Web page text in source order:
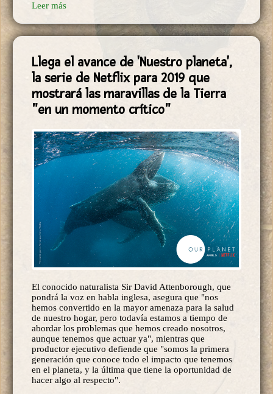
Leer más
Llega el avance de 'Nuestro planeta',
la serie de Netflix para 2019 que
mostrará las maravillas de la Tierra
"en un momento crítico"
El conocido naturalista Sir David Attenborough, que
pondrá la voz en habla inglesa, asegura que "nos
hemos convertido en la mayor amenaza para la salud
de nuestro hogar, pero todavía estamos a tiempo de
abordar los problemas que hemos creado nosotros,
aunque tenemos que actuar ya", mientras que
productor ejecutivo defiende que "somos la primera
generación que conoce todo el impacto que tenemos
en el planeta, y la última que tiene la oportunidad de
hacer algo al respecto".